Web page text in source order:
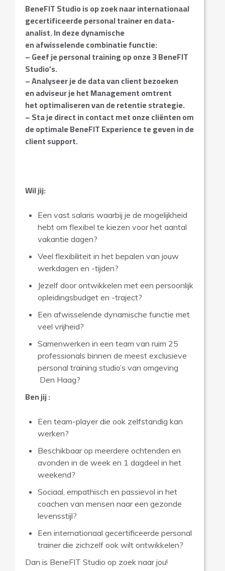
BeneFIT Studio is op zoek naar internationaal
gecertificeerde personal trainer en data-
analist. In deze dynamische
en afwisselende combinatie functie:
– Geef je personal training op onze 3 BeneFIT
Studio’s.
– Analyseer je de data van client bezoeken
en adviseur je het Management omtrent
het optimaliseren van de retentie strategie.
– Sta je direct in contact met onze cliënten om
de optimale BeneFIT Experience te geven in de
client support.
Wil jij:
Een vast salaris waarbij je de mogelijkheid
hebt om flexibel te kiezen voor het aantal
vakantie dagen?
Veel flexibiliteit in het bepalen van jouw
werkdagen en -tijden?
Jezelf door ontwikkelen met een persoonlijk
opleidingsbudget en -traject?
Een afwisselende dynamische functie met
veel vrijheid?
Samenwerken in een team van ruim 25
professionals binnen de meest exclusieve
personal training studio’s van omgeving
Den Haag?
Ben jij :
Een team-player die ook zelfstandig kan
werken?
Beschikbaar op meerdere ochtenden en
avonden in de week en 1 dagdeel in het
weekend?
Sociaal, empathisch en passievol in het
coachen van mensen naar een gezonde
levensstijl?
Een internationaal gecertificeerde personal
trainer die zichzelf ook wilt ontwikkelen?
Dan is BeneFIT Studio op zoek naar jou!